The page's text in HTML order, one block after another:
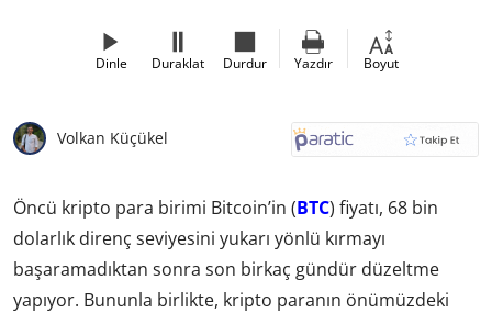
Dinle Duraklat Durdur Yazdır Boyut
Volkan Küçükel
Öncü kripto para birimi Bitcoin’in (BTC) fiyatı, 68 bin
dolarlık direnç seviyesini yukarı yönlü kırmayı
başaramadıktan sonra son birkaç gündür düzeltme
yapıyor. Bununla birlikte, kripto paranın önümüzdeki